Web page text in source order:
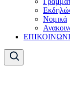
Νομικά